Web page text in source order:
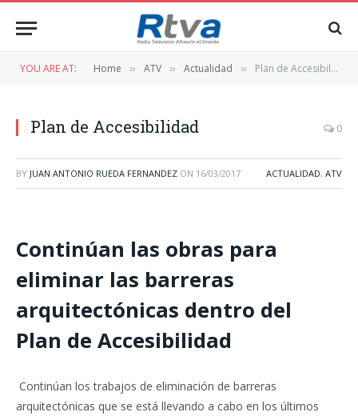
YOU ARE AT: Home » ATV » Actualidad » Plan de Accesibilidad
Plan de Accesibilidad 0
BY JUAN ANTONIO RUEDA FERNANDEZ ON 16/03/2017 ACTUALIDAD, ATV
Continúan las obras para
eliminar las barreras
arquitectónicas dentro del
Plan de Accesibilidad
Continúan los trabajos de eliminación de barreras
arquitectónicas que se está llevando a cabo en los últimos